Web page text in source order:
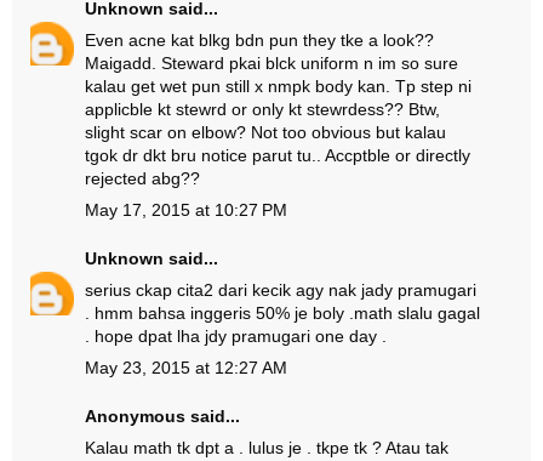
Unknown said...
Even acne kat blkg bdn pun they tke a look??
Maigadd. Steward pkai blck uniform n im so sure
kalau get wet pun still x nmpk body kan. Tp step ni
applicble kt stewrd or only kt stewrdess?? Btw,
slight scar on elbow? Not too obvious but kalau
tgok dr dkt bru notice parut tu.. Accptble or directly
rejected abg??
May 17, 2015 at 10:27 PM
Unknown said...
serius ckap cita2 dari kecik agy nak jady pramugari
. hmm bahsa inggeris 50% je boly .math slalu gagal
. hope dpat lha jdy pramugari one day .
May 23, 2015 at 12:27 AM
Anonymous said...
Kalau math tk dpt a . lulus je . tkpe tk ? Atau tak